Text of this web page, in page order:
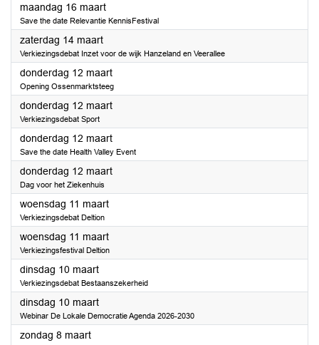
maandag 16 maart2026
Save the date Relevantie KennisFestival
zaterdag 14 maart2026
Verkiezingsdebat Inzet voor de wijk Hanzeland en Veerallee
donderdag 12 maart2026
Opening Ossenmarktsteeg
donderdag 12 maart2026
Verkiezingsdebat Sport
donderdag 12 maart2026
Save the date Health Valley Event
donderdag 12 maart2026
Dag voor het Ziekenhuis
woensdag 11 maart2026
Verkiezingsdebat Deltion
woensdag 11 maart2026
Verkiezingsfestival Deltion
dinsdag 10 maart2026
Verkiezingsdebat Bestaanszekerheid
dinsdag 10 maart2026
Webinar De Lokale Democratie Agenda 2026-2030
zondag 8 maart2026